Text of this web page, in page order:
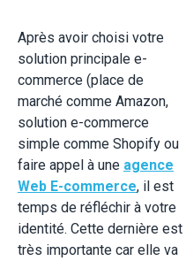
Après avoir choisi votre
solution principale e-
commerce (place de
marché comme Amazon,
solution e-commerce
simple comme Shopify ou
faire appel à une agence
Web E-commerce, il est
temps de réfléchir à votre
identité. Cette dernière est
très importante car elle va